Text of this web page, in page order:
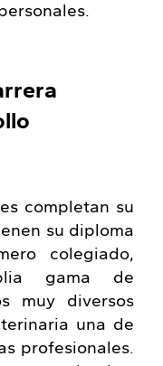
completan su
su diploma
colegiado,
gama de
muy diversos
una de
profesionales.